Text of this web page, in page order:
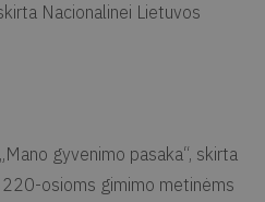
Nacionalinei Lietuvos
gyvenimo pasaka“, skirta
osioms gimimo metinėms